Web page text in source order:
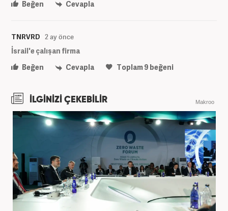
Beğen Cevapla
TNRVRD 2 ay önce
İsrail'e çalışan firma
Beğen
Cevapla Toplam9 beğeni
İLGİNİZİ ÇEKEBİLİR Makroo